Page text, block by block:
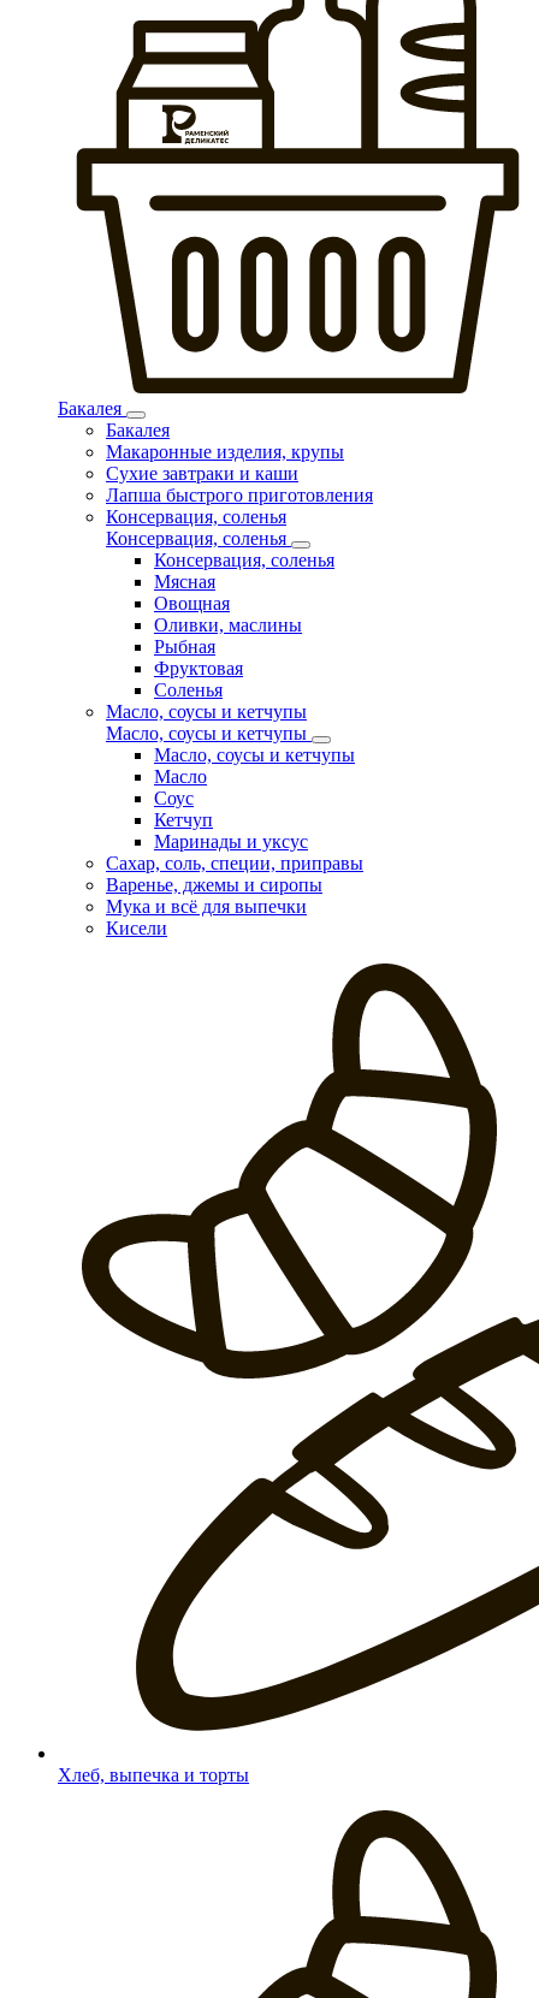
Бакалея
Бакалея
Макаронные изделия, крупы
Сухие завтраки и каши
Лапша быстрого приготовления
Консервация, соленья
Консервация, соленья
Консервация, соленья
Мясная
Овощная
Оливки, маслины
Рыбная
Фруктовая
Соленья
Масло, соусы и кетчупы
Масло, соусы и кетчупы
Масло, соусы и кетчупы
Масло
Соус
Кетчуп
Маринады и уксус
Сахар, соль, специи, приправы
Варенье, джемы и сиропы
Мука и всё для выпечки
Кисели
Хлеб, выпечка и торты